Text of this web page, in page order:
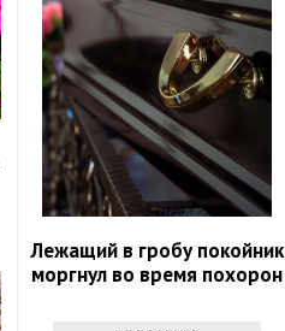
Лежащий в гробу покойник
моргнул во время похорон